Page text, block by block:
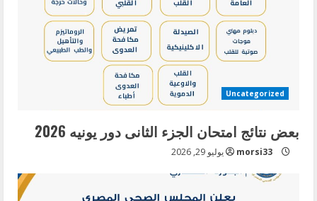
Uncategorized
بعض نتائج امتحان الجزء الثانى دور يونيه 2026
morsi33 يوليو 29, 2026